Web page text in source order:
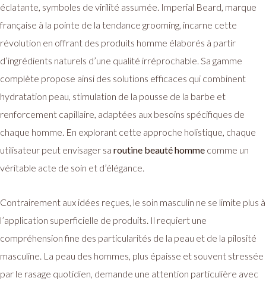
éclatante, symboles de virilité assumée. Imperial Beard, marque
française à la pointe de la tendance grooming, incarne cette
révolution en offrant des produits homme élaborés à partir
d’ingrédients naturels d’une qualité irréprochable. Sa gamme
complète propose ainsi des solutions efficaces qui combinent
hydratation peau, stimulation de la pousse de la barbe et
renforcement capillaire, adaptées aux besoins spécifiques de
chaque homme. En explorant cette approche holistique, chaque
utilisateur peut envisager sa routine beauté homme comme un
véritable acte de soin et d’élégance.
Contrairement aux idées reçues, le soin masculin ne se limite plus à
l’application superficielle de produits. Il requiert une
compréhension fine des particularités de la peau et de la pilosité
masculine. La peau des hommes, plus épaisse et souvent stressée
par le rasage quotidien, demande une attention particulière avec